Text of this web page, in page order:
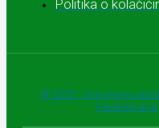
Politika o
© 2025 - Sva prava
Powered